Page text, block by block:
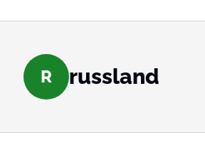
R russland